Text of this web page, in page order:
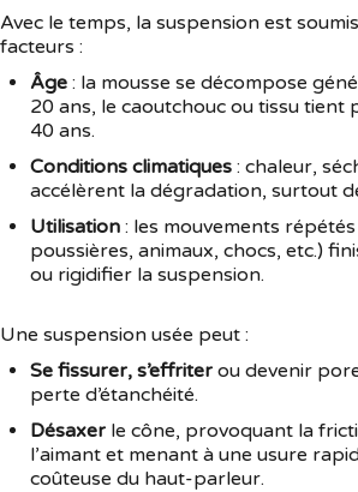
Avec le temps, la suspension est
facteurs :
Âge : la mousse se décompose
20 ans, le caoutchouc ou tissu tient
40 ans.
Conditions climatiques : chaleur,
accélèrent la dégradation, surtout
Utilisation : les mouvements répétés
poussières, animaux, chocs, etc.)
ou rigidifier la suspension.
Une suspension usée peut :
Se fissurer, s’effriter ou devenir
perte d’étanchéité.
Désaxer le cône, provoquant la
l’aimant et menant à une usure
coûteuse du haut-parleur.